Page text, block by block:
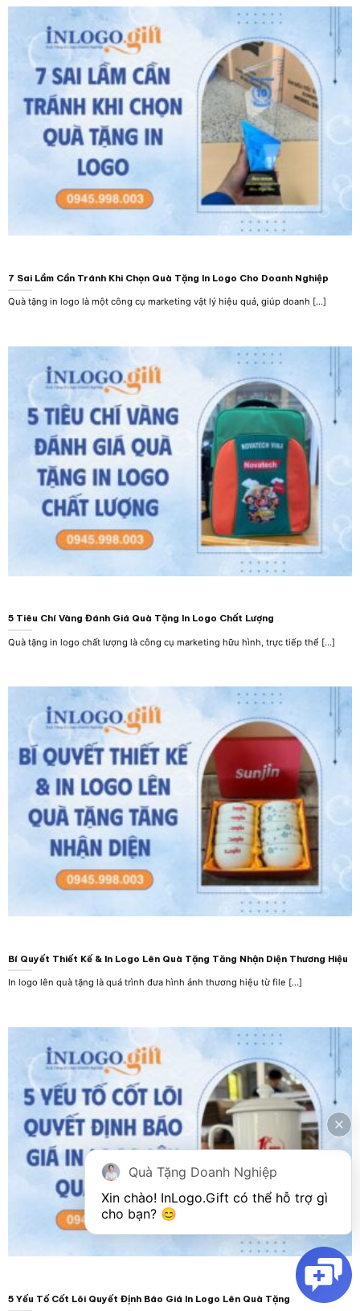
7 Sai Lầm Cần Tránh Khi Chọn Quà Tặng In Logo Cho Doanh Nghiệp
Quà tặng in logo là một công cụ marketing vật lý hiệu quả, giúp doanh [...]
5 Tiêu Chí Vàng Đánh Giá Quà Tặng In Logo Chất Lượng
Quà tặng in logo chất lượng là công cụ marketing hữu hình, trực tiếp thể [...]
Bí Quyết Thiết Kế & In Logo Lên Quà Tặng Tăng Nhận Diện Thương Hiệu
In logo lên quà tặng là quá trình đưa hình ảnh thương hiệu từ file [...]
5 Yếu Tố Cốt Lõi Quyết Định Báo Giá In Logo Lên Quà Tặng
Quà Tặng Doanh Nghiệp
Xin chào! InLogo.Gift có thể hỗ trợ gì
cho bạn? 😊